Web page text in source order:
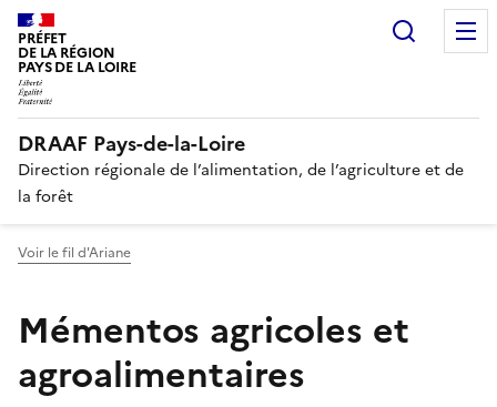
PRÉFET
DE LA RÉGION
PAYS DE LA LOIRE
DRAAF Pays-de-la-Loire
Direction régionale de l’alimentation, de l’agriculture et de
la forêt
Voir le fil d'Ariane
Mémentos agricoles et
agroalimentaires